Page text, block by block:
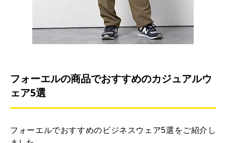
フォーエルの商品でおすすめのカジュアルウ
ェア5選
フォーエルでおすすめのビジネスウェア5選をご紹介し